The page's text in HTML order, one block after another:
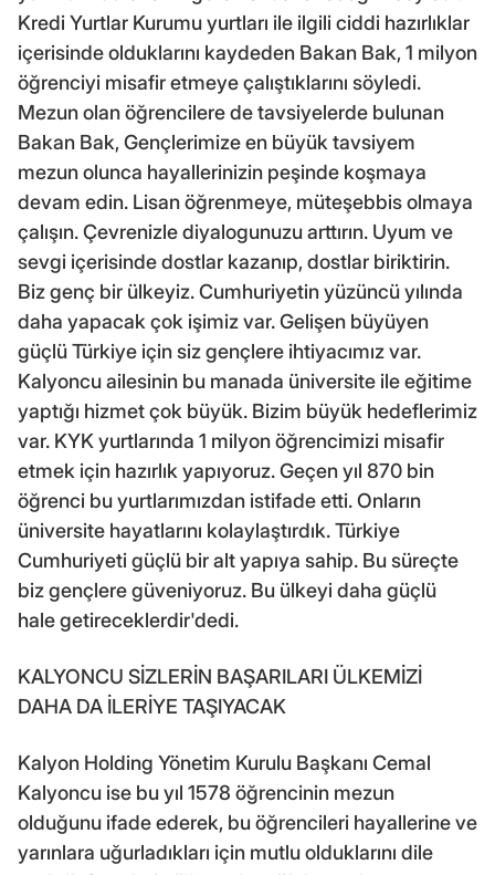
Kredi Yurtlar Kurumu yurtları ile ilgili ciddi hazırlıklar
içerisinde olduklarını kaydeden Bakan Bak, 1 milyon
öğrenciyi misafir etmeye çalıştıklarını söyledi.
Mezun olan öğrencilere de tavsiyelerde bulunan
Bakan Bak, Gençlerimize en büyük tavsiyem
mezun olunca hayallerinizin peşinde koşmaya
devam edin. Lisan öğrenmeye, müteşebbis olmaya
çalışın. Çevrenizle diyalogunuzu arttırın. Uyum ve
sevgi içerisinde dostlar kazanıp, dostlar biriktirin.
Biz genç bir ülkeyiz. Cumhuriyetin yüzüncü yılında
daha yapacak çok işimiz var. Gelişen büyüyen
güçlü Türkiye için siz gençlere ihtiyacımız var.
Kalyoncu ailesinin bu manada üniversite ile eğitime
yaptığı hizmet çok büyük. Bizim büyük hedeflerimiz
var. KYK yurtlarında 1 milyon öğrencimizi misafir
etmek için hazırlık yapıyoruz. Geçen yıl 870 bin
öğrenci bu yurtlarımızdan istifade etti. Onların
üniversite hayatlarını kolaylaştırdık. Türkiye
Cumhuriyeti güçlü bir alt yapıya sahip. Bu süreçte
biz gençlere güveniyoruz. Bu ülkeyi daha güçlü
hale getireceklerdir'dedi.
KALYONCU SİZLERİN BAŞARILARI ÜLKEMİZİ
DAHA DA İLERİYE TAŞIYACAK
Kalyon Holding Yönetim Kurulu Başkanı Cemal
Kalyoncu ise bu yıl 1578 öğrencinin mezun
olduğunu ifade ederek, bu öğrencileri hayallerine ve
yarınlara uğurladıkları için mutlu olduklarını dile